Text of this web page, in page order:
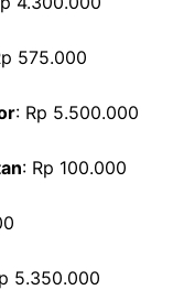
575.000
: Rp 5.500.000
: Rp 100.000
5.350.000